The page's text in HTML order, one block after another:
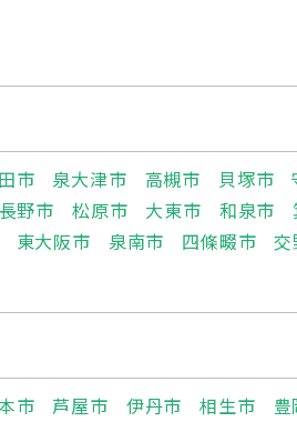
市 泉大津市 高槻市 貝塚市
野市 松原市 大東市 和泉市
東大阪市 泉南市 四條畷市
市 芦屋市 伊丹市 相生市